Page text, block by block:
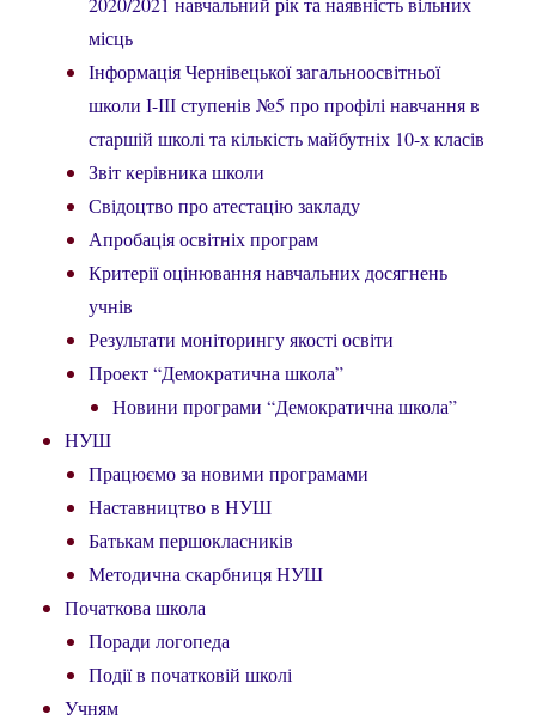
місць
Інформація Чернівецької загальноосвітньої
школи І-ІІІ ступенів №5 про профілі навчання в
старшій школі та кількість майбутніх 10-х класів
Звіт керівника школи
Свідоцтво про атестацію закладу
Апробація освітніх програм
Критерії оцінювання навчальних досягнень
учнів
Результати моніторингу якості освіти
Проект “Демократична школа”
Новини програми “Демократична школа”
НУШ
Працюємо за новими програмами
Наставництво в НУШ
Батькам першокласників
Методична скарбниця НУШ
Початкова школа
Поради логопеда
Події в початковій школі
Учням